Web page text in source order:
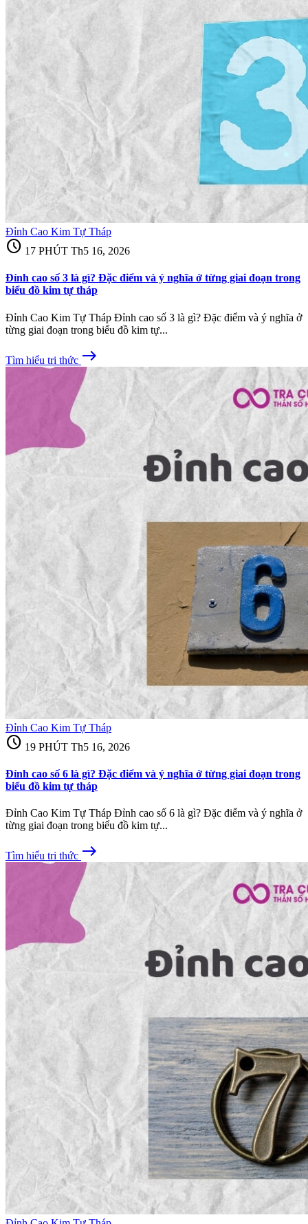
Đỉnh Cao Kim Tự Tháp
schedule 17 PHÚT Th5 16, 2026
Đỉnh cao số 3 là gì? Đặc điểm và ý nghĩa ở từng giai đoạn trong
biểu đồ kim tự tháp
Đỉnh Cao Kim Tự Tháp Đỉnh cao số 3 là gì? Đặc điểm và ý nghĩa ở
từng giai đoạn trong biểu đồ kim tự...
Tìm hiểu tri thức east
Đỉnh Cao Kim Tự Tháp
schedule 19 PHÚT Th5 16, 2026
Đỉnh cao số 6 là gì? Đặc điểm và ý nghĩa ở từng giai đoạn trong
biểu đồ kim tự tháp
Đỉnh Cao Kim Tự Tháp Đỉnh cao số 6 là gì? Đặc điểm và ý nghĩa ở
từng giai đoạn trong biểu đồ kim tự...
Tìm hiểu tri thức east